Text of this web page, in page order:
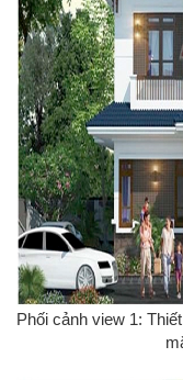
Phối cảnh view 1: